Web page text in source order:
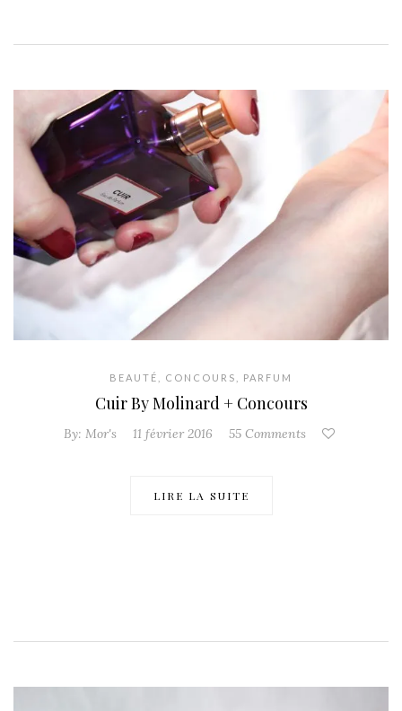
BEAUTÉ CONCOURS PARFUM
Cuir By Molinard + Concours
By: Mor's 11 février 2016 55 Comments
LIRE LA SUITE